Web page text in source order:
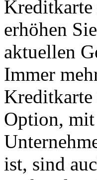
erhöhen
aktuellen
Immer
Option,
ist, sind